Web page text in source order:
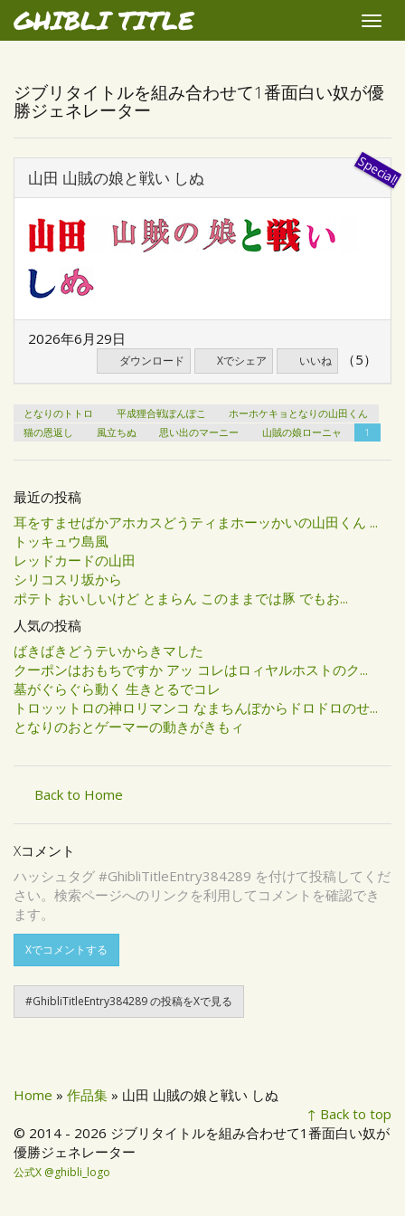
GHIBLI TITLE
Toggle
ジブリタイトルを組み合わせて1番面白い奴が優
勝ジェネレーター
山田 山賊の娘と戦い しぬ
2026年6月29日
ダウンロード Xでシェア いいね （5）
となりのトトロ 平成狸合戦ぽんぽこ
ホーホケキョとなりの山田くん
猫の恩返し
風立ちぬ 思い出のマーニー 山賊の娘ローニャ 1
最近の投稿
耳をすませばかアホカスどうティまホーッかいの山田くん ...
トッキュウ島風
レッドカードの山田
シリコスリ坂から
ポテト おいしいけど とまらん このままでは豚 でもお...
人気の投稿
ばきばきどうテいからきマした
クーポンはおもちですか アッ コレはロィヤルホストのク...
墓がぐらぐら動く 生きとるでコレ
トロッットロの神ロリマンコ なまちんぽからドロドロのせ...
となりのおとゲーマーの動きがきもィ
Back to Home
Xコメント
ハッシュタグ #GhibliTitleEntry384289 を付けて投稿してくだ
さい。検索ページへのリンクを利用してコメントを確認でき
ます。
Xでコメントする
#GhibliTitleEntry384289 の投稿をXで見る
Home » 作品集 » 山田 山賊の娘と戦い しぬ
↑ Back to top
© 2014 - 2026 ジブリタイトルを組み合わせて1番面白い奴が
優勝ジェネレーター
公式X @ghibli_logo